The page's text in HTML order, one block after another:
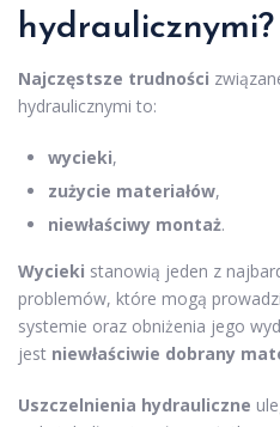
hydraulicznymi?
Najczęstsze trudności
hydraulicznymi to:
wycieki,
zużycie materiałów,
niewłaściwy montaż.
Wycieki stanowią jeden z
problemów, które mogą
systemie oraz obniżenia jego
jest niewłaściwie dobrany
Uszczelnienia hydrauliczne